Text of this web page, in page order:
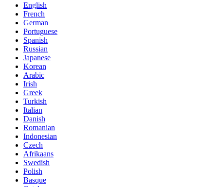
English
French
German
Portuguese
Spanish
Russian
Japanese
Korean
Arabic
Irish
Greek
Turkish
Italian
Danish
Romanian
Indonesian
Czech
Afrikaans
Swedish
Polish
Basque